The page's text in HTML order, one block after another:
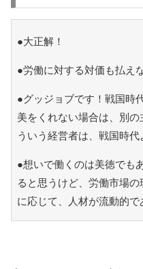
●大正解！
●労働に対する対価も払え
●グッジョブです！戦国時
美をくれない場合は、別
ういう経営者は、戦国時
●想いで働くのは美徳でも
ると思うけど、労働市場
に応じて、人材が流動的